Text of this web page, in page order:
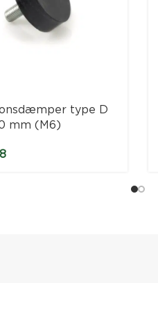
type D
mm (M6)
8